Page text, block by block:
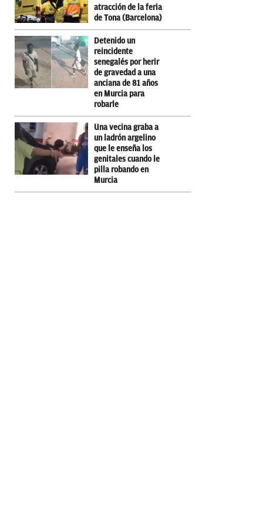
atracción de la feria
de Tona (Barcelona)
Detenido un
reincidente
senegalés por herir
de gravedad a una
anciana de 81 años
en Murcia para
robarle
Una vecina graba a
un ladrón argelino
que le enseña los
genitales cuando le
pilla robando en
Murcia